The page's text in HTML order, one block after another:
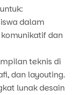
dalam
dan
teknis di
dan layouting.
lunak desain